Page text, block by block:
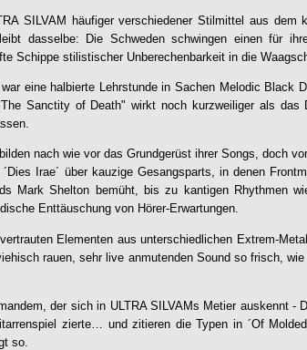
SILVAM häufiger verschiedener Stilmittel aus dem
dasselbe: Die Schweden schwingen einen für
Schippe stilistischer Unberechenbarkeit in die
eine halbierte Lehrstunde in Sachen Melodic Black
The Sanctity of Death" wirkt noch kurzweiliger als das
nach wie vor das Grundgerüst ihrer Songs, doch
Irae´ über kauzige Gesangsparts, in denen
Mark Shelton bemüht, bis zu kantigen Rhythmen
Enttäuschung von Hörer-Erwartungen.
Elementen aus unterschiedlichen Extrem-
rauen, sehr live anmutenden Sound so frisch,
der sich in ULTRA SILVAMs Metier auskennt -
zierte… und zitieren die Typen in ´Of
so.